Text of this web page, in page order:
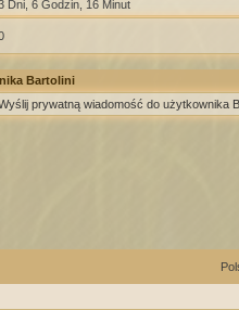
Dni, 6 Godzin, 16 Minut
Bartolini
prywatną wiadomość do użytkownika